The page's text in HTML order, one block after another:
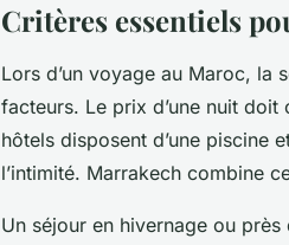
Critères essentiels
Lors d’un voyage au Maroc, la
facteurs. Le prix d’une nuit
hôtels disposent d’une piscine
l’intimité. Marrakech combine
Un séjour en hivernage ou